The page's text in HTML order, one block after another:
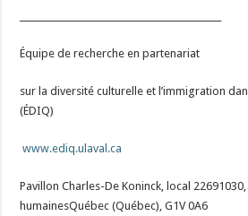
Équipe de recherche en partenariat
sur la diversité culturelle et l’immigration
(ÉDIQ)
www.ediq.ulaval.ca
Pavillon Charles-De Koninck, local
humainesQuébec (Québec), G1V 0A6